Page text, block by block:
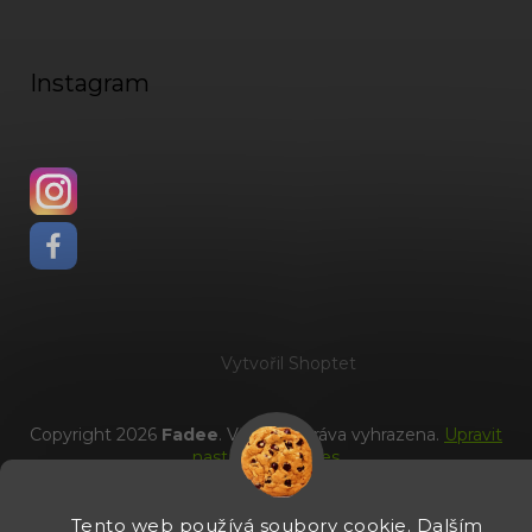
Tento web používá soubory cookie. Dalším
Instagram
Vytvořil Shoptet
Copyright 2026 Fadee. Všechna práva vyhrazena. Upravit
nastavení cookies